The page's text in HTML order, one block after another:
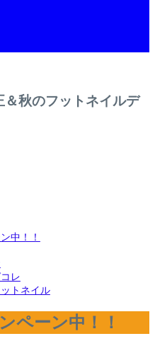
秋のフットネイルデ
中！！
レ
トネイル
ペーン中！！